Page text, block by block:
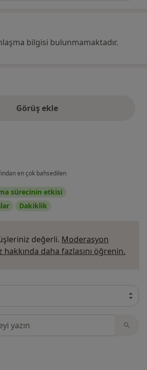
bilgisi bulunmamaktadır.
Görüş ekle
en çok bahsedilen
sürecinin etkisi
Dakiklik
değerli. Moderasyon
hakkında daha fazlasını öğrenin.
ara